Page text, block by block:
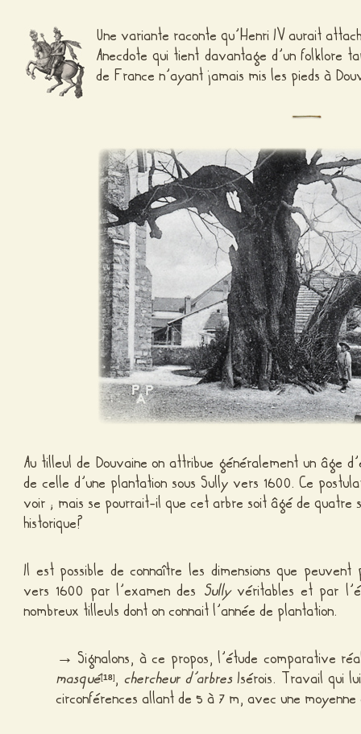
Une variante raconte qu’Henri IV aurait
Anecdote qui tient davantage d’un folklore
de France n’ayant jamais mis les pieds à
Au tilleul de Douvaine on attribue généralement un âge
de celle d’une plantation sous Sully vers 1600. Ce
voir ; mais se pourrait-il que cet arbre soit âgé de
historique?
Il est possible de connaître les dimensions que
vers 1600 par l’examen des Sullyvéritables et par
nombreux tilleuls dont on connait l’année de plantation.
→ Signalons, à ce propos, l’étude comparative
masqué[18],chercheur d’arbresIsérois. Travail qui
circonférences allant de 5 à 7 m, avec une